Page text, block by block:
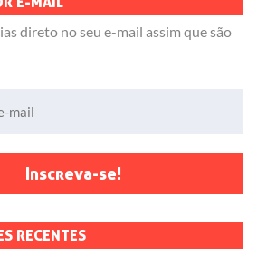
direto no seu e-mail assim que são
Inscreva-se!
RECENTES